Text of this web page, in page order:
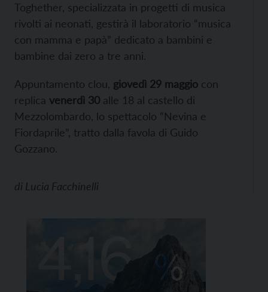
Toghether, specializzata in progetti di musica
rivolti ai neonati, gestirà il laboratorio “musica
con mamma e papà” dedicato a bambini e
bambine dai zero a tre anni.
Appuntamento clou, giovedì 29 maggio con
replica venerdì 30 alle 18 al castello di
Mezzolombardo, lo spettacolo “Nevina e
Fiordaprile”, tratto dalla favola di Guido
Gozzano.
di Lucia Facchinelli